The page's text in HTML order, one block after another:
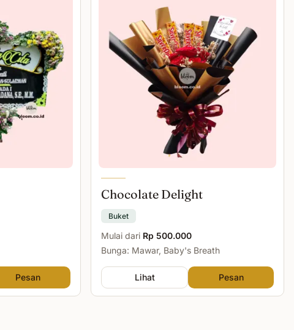
Pesan
Chocolate Delight
Buket
Mulai dari Rp 500.000
Bunga: Mawar, Baby's Breath
Lihat Pesan